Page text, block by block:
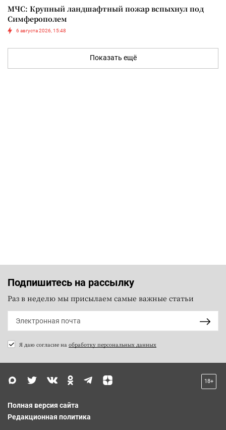
МЧС: Крупный ландшафтный пожар вспыхнул под
Симферополем
6 августа 2026, 15:48
Показать ещё
Подпишитесь на рассылку
Раз в неделю мы присылаем самые важные статьи
Я даю согласие на обработку персональных данных
18+
Полная версия сайта
Редакционная политика